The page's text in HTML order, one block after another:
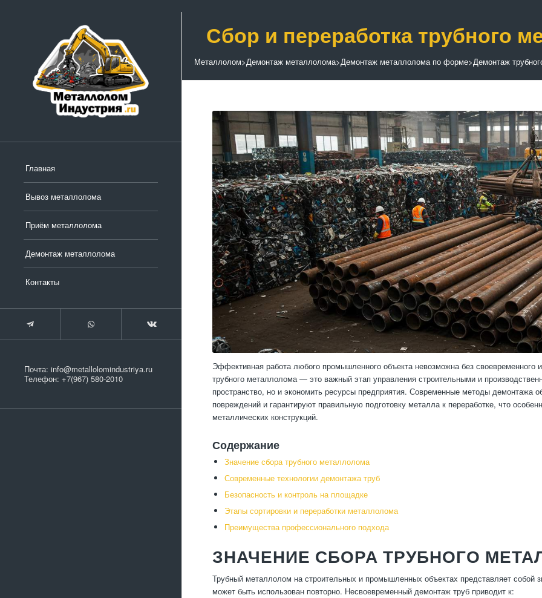
Главная
Вывоз металлолома
Приём металлолома
Демонтаж металлолома
Контакты
Почта: info@metallolomindustriya.ru
Телефон: +7(967) 580-2010
Сбор и переработка трубного
Металлолом>Демонтаж металлолома>Демонтаж металлолома по форме>Демонтаж
Эффективная работа любого промышленного объекта невозможна без своевременного
трубного металлолома — это важный этап управления строительными и
пространство, но и экономить ресурсы предприятия. Современные методы демонтажа
повреждений и гарантируют правильную подготовку металла к переработке, что
металлических конструкций.
Содержание
Значение сбора трубного металлолома
Современные технологии демонтажа труб
Безопасность и контроль на площадке
Этапы сортировки и переработки металлолома
Преимущества профессионального подхода
ЗНАЧЕНИЕ СБОРА ТРУБНОГО
Трубный металлолом на строительных и промышленных объектах представляет собой
может быть использован повторно. Несвоевременный демонтаж труб приводит к: